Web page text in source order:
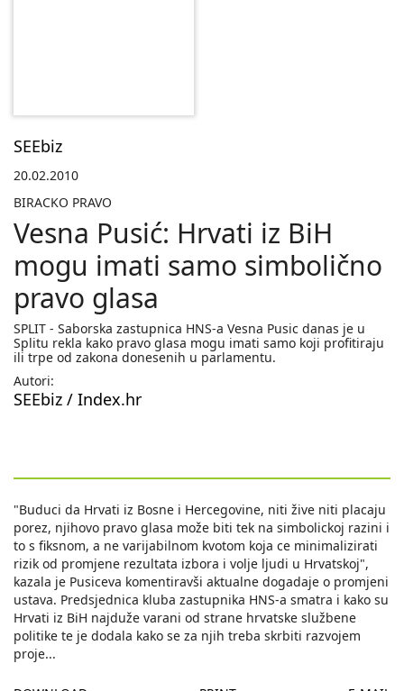
SEEbiz
20.02.2010
BIRACKO PRAVO
Vesna Pusić: Hrvati iz BiH
mogu imati samo simbolično
pravo glasa
SPLIT - Saborska zastupnica HNS-a Vesna Pusic danas je u
Splitu rekla kako pravo glasa mogu imati samo koji profitiraju
ili trpe od zakona donesenih u parlamentu.
Autori:
SEEbiz / Index.hr
"Buduci da Hrvati iz Bosne i Hercegovine, niti žive niti placaju
porez, njihovo pravo glasa može biti tek na simbolickoj razini i
to s fiksnom, a ne varijabilnom kvotom koja ce minimalizirati
rizik od promjene rezultata izbora i volje ljudi u Hrvatskoj",
kazala je Pusiceva komentiravši aktualne dogadaje o promjeni
ustava. Predsjednica kluba zastupnika HNS-a smatra i kako su
Hrvati iz BiH najduže varani od strane hrvatske službene
politike te je dodala kako se za njih treba skrbiti razvojem
proje...